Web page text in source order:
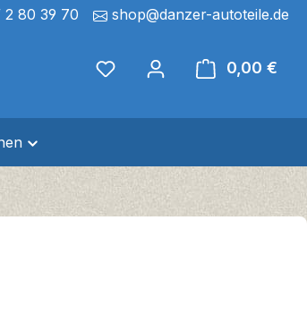
2 80 39 70 shop@danzer-autoteile.de
0,00 €